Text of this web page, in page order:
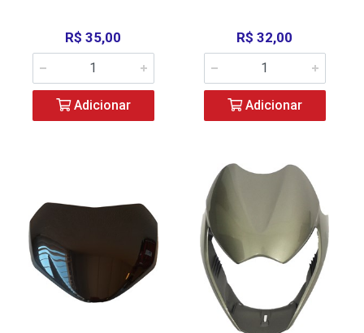
R$ 35,00
Adicionar
R$ 32,00
Adicionar